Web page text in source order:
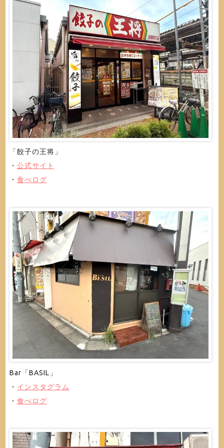
「餃子の王将」
・ 公式サイト
・ 食べログ
Bar「BASIL」
・ インスタグラム
・ 食べログ